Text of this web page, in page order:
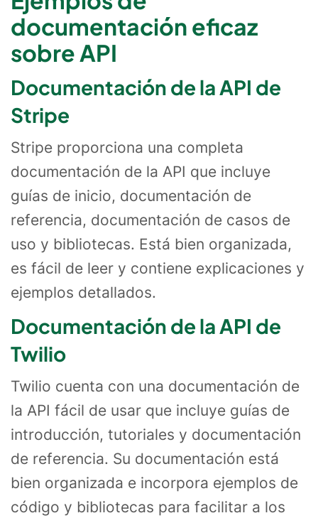
documentación eficaz
sobre API
Documentación de la API de
Stripe
Stripe proporciona una completa
documentación de la API que incluye
guías de inicio, documentación de
referencia, documentación de casos de
uso y bibliotecas. Está bien organizada,
es fácil de leer y contiene explicaciones y
ejemplos detallados.
Documentación de la API de
Twilio
Twilio cuenta con una documentación de
la API fácil de usar que incluye guías de
introducción, tutoriales y documentación
de referencia. Su documentación está
bien organizada e incorpora ejemplos de
código y bibliotecas para facilitar a los